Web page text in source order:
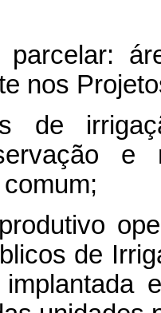
nos
de
e
de